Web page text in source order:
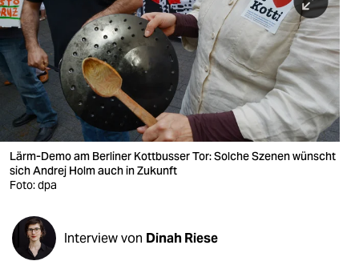
nord
wahrheit
verlag
verlag
veranstaltungen
shop
fragen & hilfe
unterstützen
Lärm-Demo am Berliner Kottbusser Tor: Solche Szenen wünscht
sich Andrej Holm auch in Zukunft
Foto: dpa
Interview von Dinah Riese